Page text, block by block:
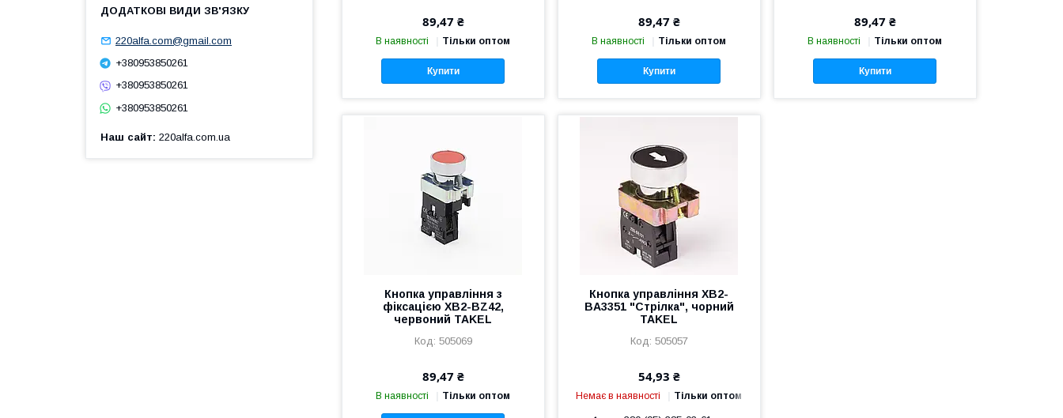
89,47 ₴
В наявності Тільки оптом
Купити
89,47 ₴
В наявності Тільки оптом
Купити
89,47 ₴
В наявності Тільки оптом
Купити
Кнопка управління з
фіксацією XB2-BZ42,
червоний TAKEL
505069
89,47 ₴
В наявності Тільки оптом
Кнопка управління XB2-
BA3351 "Стрілка", чорний
TAKEL
505057
54,93 ₴
Немає в наявності Тільки оптом
220alfa.com@gmail.com
+380953850261
+380953850261
+380953850261
Наш сайт 220alfa.com.ua